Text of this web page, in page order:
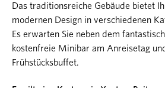
Das traditionsreiche Gebäude bietet
modernen Design in verschiedenen
Es erwarten Sie neben dem
kostenfreie Minibar am Anreisetag
Frühstücksbuffet.